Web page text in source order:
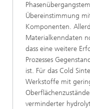
Übereinstimmung
Komponenten.
Materialkenndaten
dass eine weitere
Prozesses
ist. Für das Cold
Werkstoffe mit
verminderter